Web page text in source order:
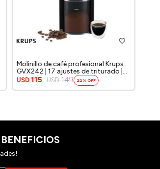
Molinillo de café profesional Krups
GVX242 | 17 ajustes de triturado |
Potencia 100 W | Color negro.
USD 115 USD 149 22